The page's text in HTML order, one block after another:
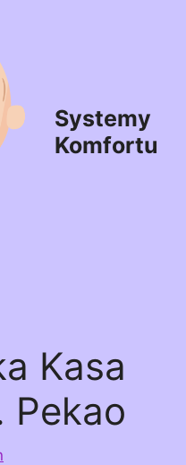
Systemy
Komfortu
Kasa
Pekao